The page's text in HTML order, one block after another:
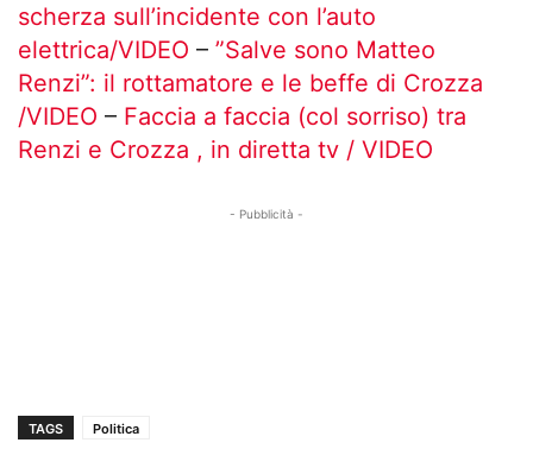
scherza sull’incidente con l’auto
elettrica/VIDEO – ”Salve sono Matteo
Renzi”: il rottamatore e le beffe di Crozza
/VIDEO – Faccia a faccia (col sorriso) tra
Renzi e Crozza , in diretta tv / VIDEO
- Pubblicità -
TAGS Politica